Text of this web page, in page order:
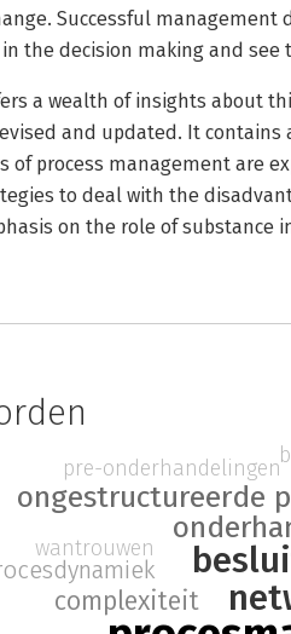
Successful
the decision making and
a wealth of insights about
and updated. It contains
of process management are
to deal with the
on the role of substance
ongestructureerde
complexiteit
wantrouwen
pre-onderhandelingen